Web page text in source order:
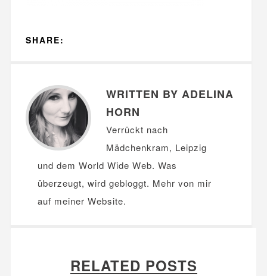
SHARE:
WRITTEN BY ADELINA
HORN
Verrückt nach
Mädchenkram, Leipzig
und dem World Wide Web. Was
überzeugt, wird gebloggt. Mehr von mir
auf meiner Website.
RELATED POSTS